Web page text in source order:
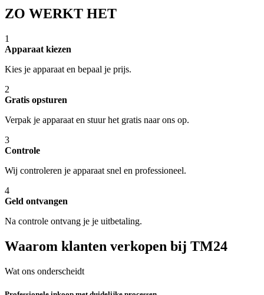
ZO WERKT HET
1
Apparaat kiezen
Kies je apparaat en bepaal je prijs.
2
Gratis opsturen
Verpak je apparaat en stuur het gratis naar ons op.
3
Controle
Wij controleren je apparaat snel en professioneel.
4
Geld ontvangen
Na controle ontvang je je uitbetaling.
Waarom klanten verkopen bij TM24
Wat ons onderscheidt